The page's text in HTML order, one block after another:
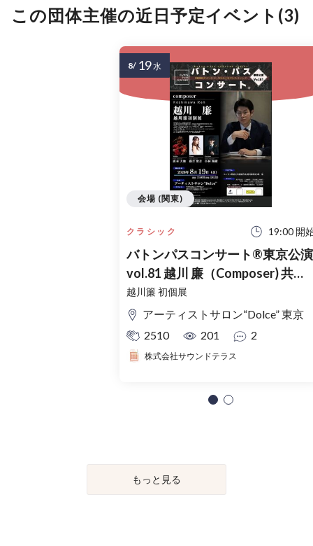
この団体主催の近日予定イベント(3)
クラシック 19:00 開
バトンパスコンサート®東京公演
vol.81 越川 廉（Composer) 共演 :
山本 大地(Violin) 小林 颯樹
(Clarinet) 藤吉 歌音(Piano）
越川簾 初個展
アーティストサロン“Dolce” 東京
2510
201 2
株式会社サウンドテラス
会場 (関東)
8/ 19水
もっと見る